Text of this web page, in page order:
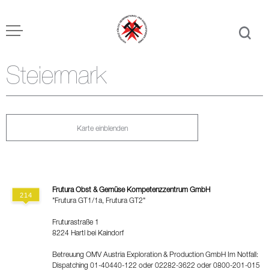
Steiermark
Karte einblenden
Frutura Obst & Gemüse Kompetenzzentrum GmbH
"Frutura GT1/1a, Frutura GT2"
Fruturastraße 1
8224 Hartl bei Kaindorf
Betreuung OMV Austria Exploration & Production GmbH Im Notfall:
Dispatching 01-40440-122 oder 02282-3622 oder 0800-201-015